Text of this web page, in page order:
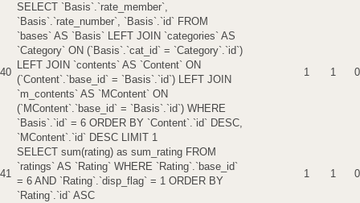
40
SELECT `Basis`.`rate_member`,
`Basis`.`rate_number`, `Basis`.`id` FROM
`bases` AS `Basis` LEFT JOIN `categories` AS
`Category` ON (`Basis`.`cat_id` = `Category`.`id`)
LEFT JOIN `contents` AS `Content` ON
(`Content`.`base_id` = `Basis`.`id`) LEFT JOIN
`m_contents` AS `MContent` ON
(`MContent`.`base_id` = `Basis`.`id`) WHERE
`Basis`.`id` = 6 ORDER BY `Content`.`id` DESC,
`MContent`.`id` DESC LIMIT 1
1 1 0
41
SELECT sum(rating) as sum_rating FROM
`ratings` AS `Rating` WHERE `Rating`.`base_id`
= 6 AND `Rating`.`disp_flag` = 1 ORDER BY
`Rating`.`id` ASC
1 1 0